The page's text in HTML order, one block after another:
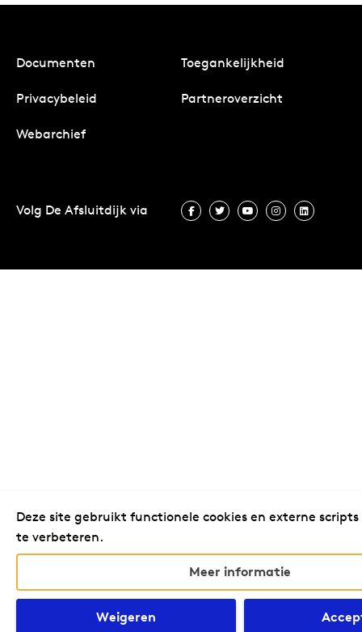
Deze site gebruikt functionele cookies en externe
te verbeteren.
Meer informatie
Weigeren
Documenten Toegankelijkheid
Privacybeleid Partneroverzicht
Webarchief
Volg De Afsluitdijk via Volg De Afsluitdijk via Facebook
Volg De Afsluitdijk via
Volg De Afsluitdijk via
Volg De